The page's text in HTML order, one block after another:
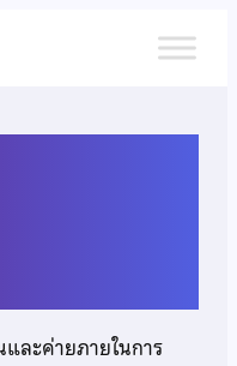
ละค่ายภายในการ